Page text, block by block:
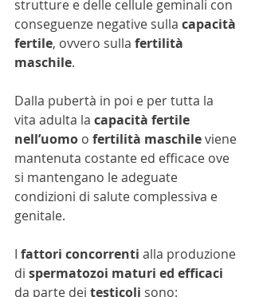
strutture e delle cellule geminali con
conseguenze negative sulla capacità
fertile, ovvero sulla fertilità
maschile.
Dalla pubertà in poi e per tutta la
vita adulta la capacità fertile
nell’uomo o fertilità maschile viene
mantenuta costante ed efficace ove
si mantengano le adeguate
condizioni di salute complessiva e
genitale.
I fattori concorrenti alla produzione
di spermatozoi maturi ed efficaci
da parte dei testicoli sono: